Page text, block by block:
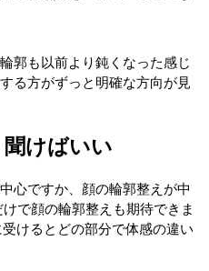
郭も以前より鈍くなった感じ
る方がずっと明確な方向が見
けばいい
心ですか、顔の輪郭整えが中
で顔の輪郭整えも期待できま
けるとどの部分で体感の違い